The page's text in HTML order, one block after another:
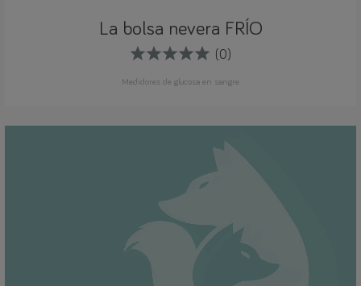
La bolsa nevera FRÍO
(0)
Medidores de glucosa en sangre